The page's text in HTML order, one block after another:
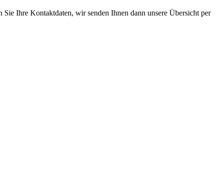
Ihre Kontaktdaten, wir senden Ihnen dann unsere Übersicht per